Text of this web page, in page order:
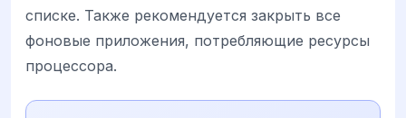
списке. Также рекомендуется закрыть все
фоновые приложения, потребляющие ресурсы
процессора.